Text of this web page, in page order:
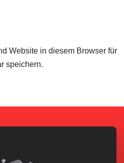
Website in diesem Browser für
speichern.